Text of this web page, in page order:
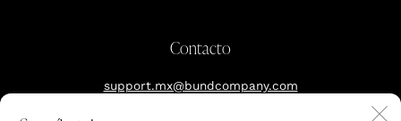
Contacto
support.mx@bundcompany.com